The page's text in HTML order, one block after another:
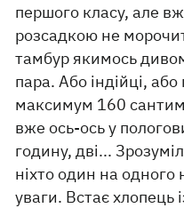
першого класу, але
розсадкою не
тамбур якимось
пара. Або індійці,
максимум 160
вже ось-ось у
годину, дві...
ніхто один на одного
уваги. Встає хлопець